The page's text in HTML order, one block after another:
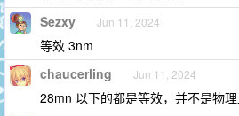
Sezxy Jun 11, 2024
等效 3nm
chaucerling Jun 11, 2024
28mn 以下的都是等效，并不是物